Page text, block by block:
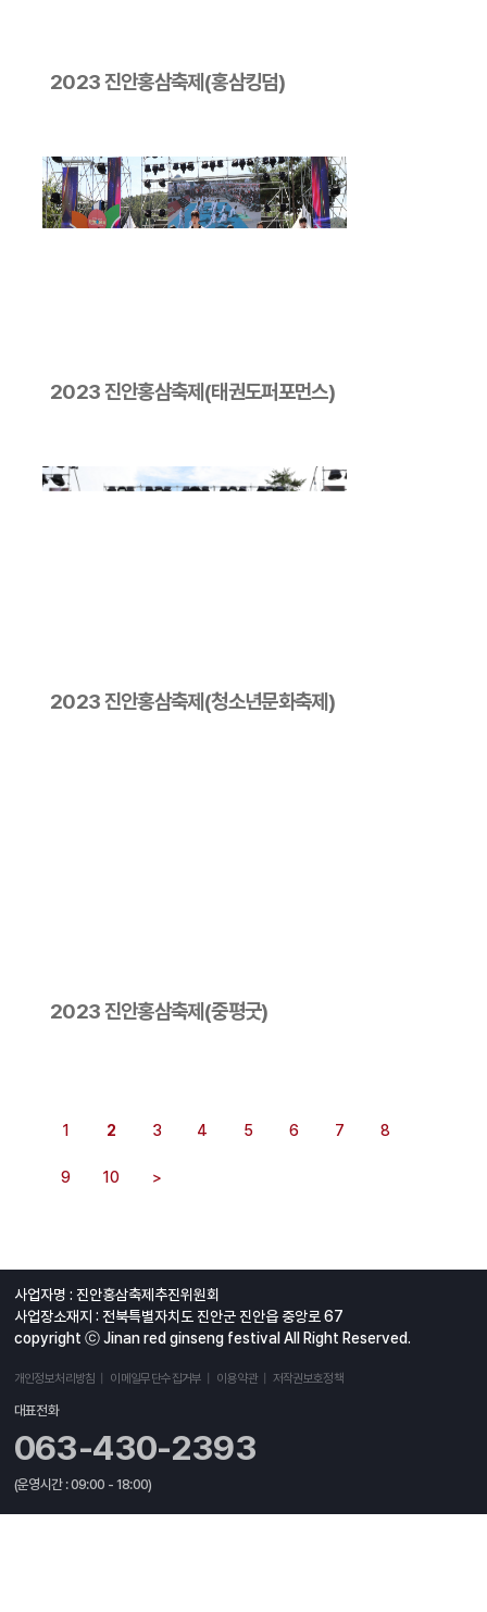
2023 진안홍삼축제(홍삼킹덤)
2023 진안홍삼축제(태권도퍼포먼스)
2023 진안홍삼축제(청소년문화축제)
2023 진안홍삼축제(중평굿)
1 2 3 4 5 6 7 8
9 10 >
사업자명 : 진안홍삼축제추진위원회
사업장소재지 : 전북특별자치도 진안군 진안읍 중앙로 67
copyright ⓒ Jinan red ginseng festival All Right Reserved.
개인정보처리방침 이메일무단수집거부 이용약관 저작권보호정책
대표전화
063-430-2393
(운영시간 : 09:00 - 18:00)